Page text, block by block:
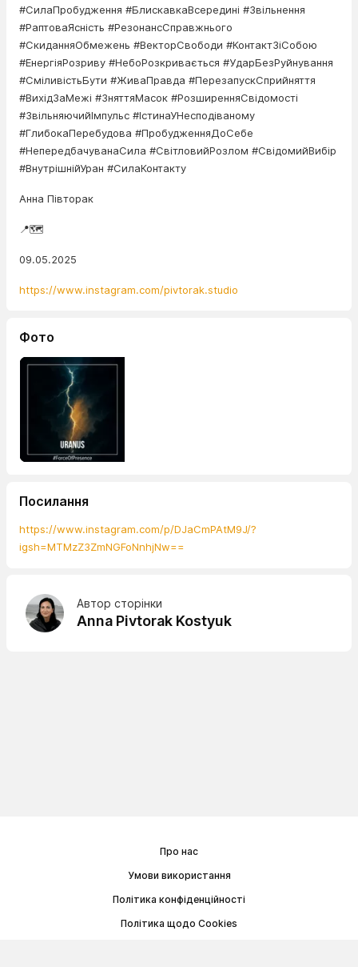
#СилаПробудження #БлискавкаВсередині #Звільнення
#РаптоваЯсність #РезонансСправжнього
#СкиданняОбмежень #ВекторСвободи #КонтактЗіСобою
#ЕнергіяРозриву #НебоРозкривається #УдарБезРуйнування
#СміливістьБути #ЖиваПравда #ПерезапускСприйняття
#ВихідЗаМежі #ЗняттяМасок #РозширенняСвідомості
#ЗвільняючийІмпульс #ІстинаУНесподіваному
#ГлибокаПеребудова #ПробудженняДоСебе
#НепередбачуванаСила #СвітловийРозлом #СвідомийВибір
#ВнутрішнійУран #СилаКонтакту
Анна Півторак
📍🗺️
09.05.2025
https://www.instagram.com/pivtorak.studio
Фото
Посилання
https://www.instagram.com/p/DJaCmPAtM9J/?
igsh=MTMzZ3ZmNGFoNnhjNw==
Автор сторінки
Anna Pivtorak Kostyuk
Про нас
Умови використання
Політика конфіденційності
Політика щодо Cookies